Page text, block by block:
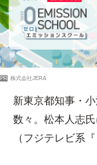
PR 株式会社JERA
新東京都知事・
数々。松本人志
（フジテレビ系『